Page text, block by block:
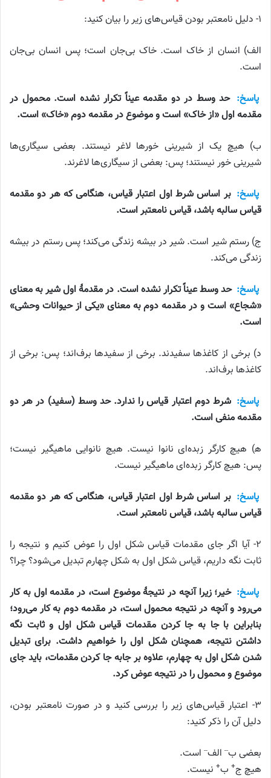
۱- دلیل نامعتبر بودن قیاس‌های زیر را بیان کنید:
الف) انسان از خاک است. خاک بی‌جان است؛ پس انسان بی‌جان
است.
پاسخ: حد وسط در دو مقدمه عیناً تکرار نشده است. محمول در
مقدمه اول «از خاک» است و موضوع در مقدمه دوم «خاک» است.
ب) هیچ یک از شیرینی خورها لاغر نیستند. بعضی سیگاری‌ها
شیرینی خور نیستند؛ پس: بعضی از سیگاری‌ها لاغرند.
پاسخ: بر اساس شرط اول اعتبار قیاس، هنگامی که هر دو مقدمه
قیاس سالبه باشد، قیاس نامعتبر است.
ج) رستم شیر است. شیر در بیشه زندگی می‌کند؛ پس رستم در بیشه
زندگی می‌کند.
پاسخ: حد وسط عیناً تکرار نشده است. در مقدمهٔ اول شیر به معنای
«شجاع» است و در مقدمه دوم به معنای «یکی از حیوانات وحشی»
است.
د) برخی از کاغذها سفیدند. برخی از سفیدها برف‌اند؛ پس: برخی از
کاغذها برف‌اند.
پاسخ: شرط دوم اعتبار قیاس را ندارد. حد وسط (سفید) در هر دو
مقدمه منفی است.
ه‍) هیچ کارگر زبده‌ای نانوا نیست. هیچ نانوایی ماهیگیر نیست؛
پس: هیچ کارگر زبده‌ای ماهیگیر نیست.
پاسخ: بر اساس شرط اول اعتبار قیاس، هنگامی که هر دو مقدمه
قیاس سالبه باشد، قیاس نامعتبر است.
۲- آیا اگر جای مقدمات قیاس شکل اول را عوض کنیم و نتیجه را
ثابت نگه داریم، قیاس شکل اول به شکل چهارم تبدیل می‌شود؟ چرا؟
پاسخ: خیر؛ زیرا آنچه در نتیجهٔ موضوع است، در مقدمه اول به کار
می‌رود و آنچه در نتیجه محمول است، در مقدمه دوم به کار می‌رود؛
بنابراین با جا به جا کردن مقدمات قیاس شکل اول و ثابت نگه
داشتن نتیجه، همچنان شکل اول را خواهیم داشت. برای تبدیل
شدن شکل اول به چهارم، علاوه بر جابه جا کردن مقدمات، باید جای
موضوع و محمول را در نتیجه عوض کرد.
۳- اعتبار قیا‌س‌های زیر را بررسی کنید و در صورت نامعتبر بودن،
دلیل آن را ذکر کنید:
بعضی ب– الف– است.
هیچ ج+ ب+ نیست.